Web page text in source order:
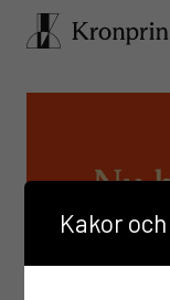
Kakor